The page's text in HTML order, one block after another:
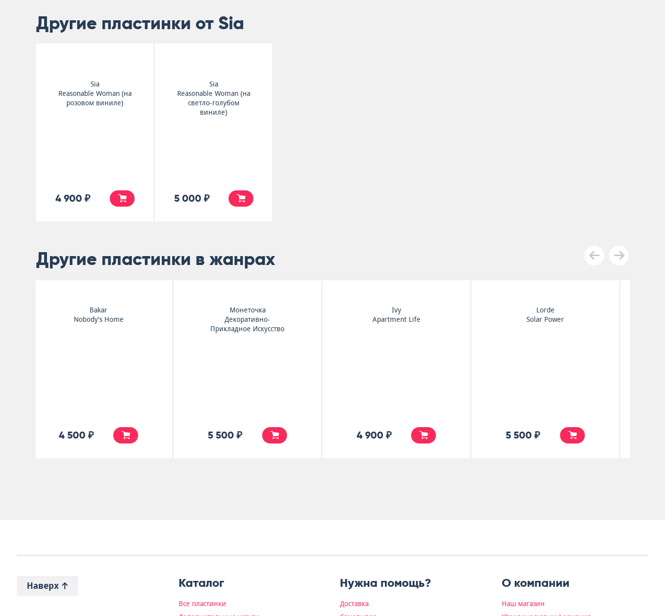
Другие пластинки от Sia
Sia
Reasonable Woman (на
розовом виниле)
4 900 ₽
Sia
Reasonable Woman (на
светло-голубом
виниле)
5 000 ₽
Другие пластинки в жанрах
Ivy
Apartment Life
4 900 ₽
Lorde
Solar Power
5 500 ₽
Tom Odell
Monsters
5 000 ₽
Монеточка
Раскраски Для Взрослых
5 990 ₽
Наверх Каталог
Все пластинки
Нужна помощь?
Доставка
О компании
Наш магазин